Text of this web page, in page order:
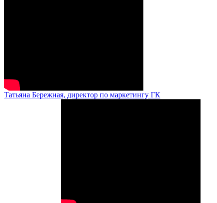
Татьяна Бережная, директор по маркетингу ГК